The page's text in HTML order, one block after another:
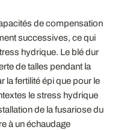
de compensation
successives, ce qui
hydrique. Le blé dur
de talles pendant la
la fertilité épi que pour le
le stress hydrique
de la fusariose du
à un échaudage